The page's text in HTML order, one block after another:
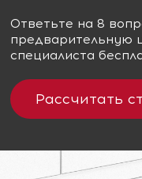
Ответьте на 8
предварительную
специалиста
Рассчитать